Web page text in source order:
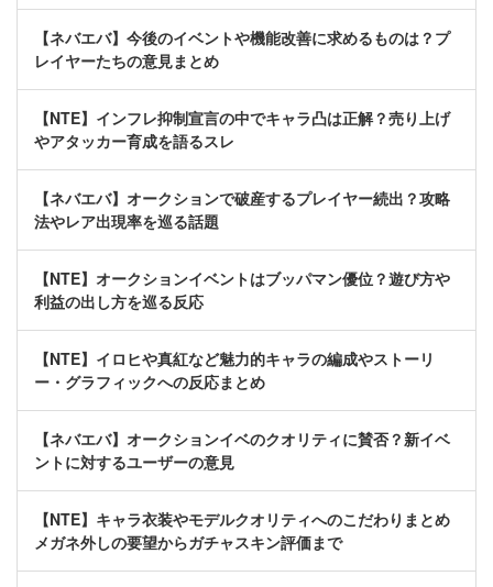
【ネバエバ】今後のイベントや機能改善に求めるものは？プ
レイヤーたちの意見まとめ
【NTE】インフレ抑制宣言の中でキャラ凸は正解？売り上げ
やアタッカー育成を語るスレ
【ネバエバ】オークションで破産するプレイヤー続出？攻略
法やレア出現率を巡る話題
【NTE】オークションイベントはブッパマン優位？遊び方や
利益の出し方を巡る反応
【NTE】イロヒや真紅など魅力的キャラの編成やストーリ
ー・グラフィックへの反応まとめ
【ネバエバ】オークションイベのクオリティに賛否？新イベ
ントに対するユーザーの意見
【NTE】キャラ衣装やモデルクオリティへのこだわりまとめ
メガネ外しの要望からガチャスキン評価まで